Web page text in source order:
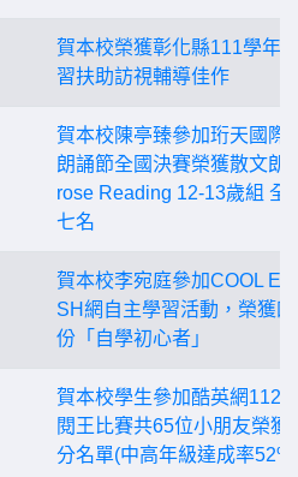
賀本校榮獲彰化縣111學年
習扶助訪視輔導佳作
賀本校陳亭臻參加珩天國際
朗誦節全國決賽榮獲散文朗
rose Reading 12-13歲組 全
七名
賀本校李宛庭參加COOL
SH網自主學習活動，榮獲
份「自學初心者」
賀本校學生參加酷英網112
閱王比賽共65位小朋友榮獲
分名單(中高年級達成率52%)